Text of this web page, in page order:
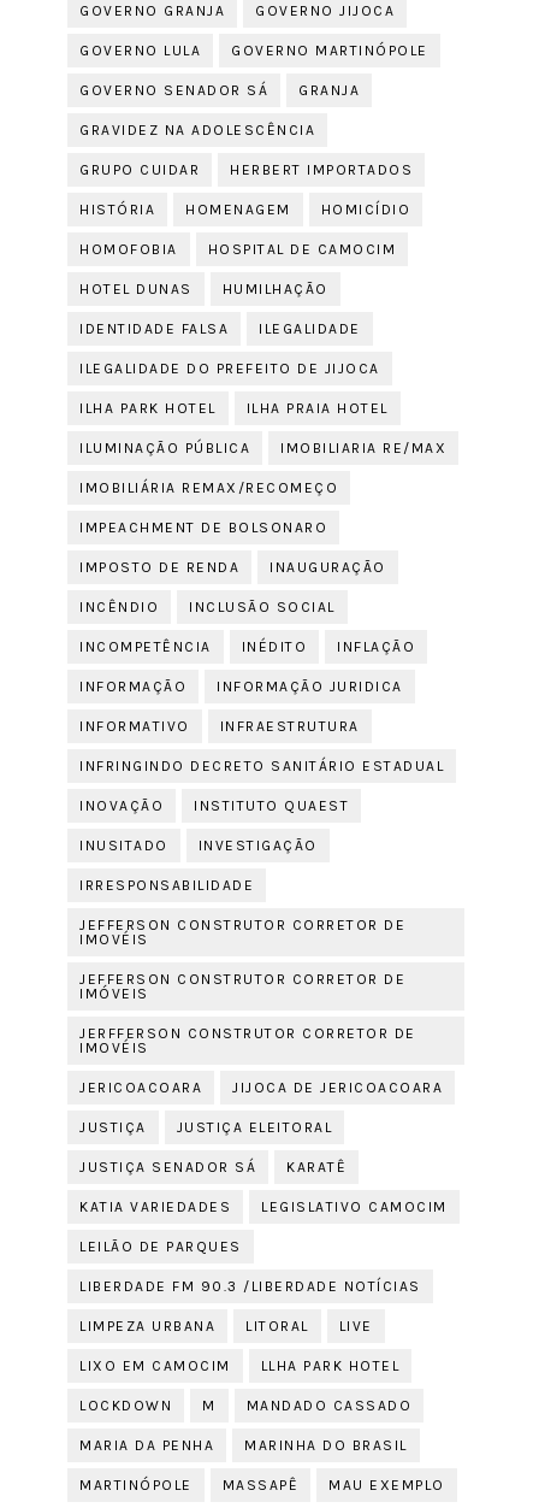
GOVERNO GRANJA GOVERNO JIJOCA
GOVERNO LULA GOVERNO MARTINÓPOLE
GOVERNO SENADOR SÁ GRANJA
GRAVIDEZ NA ADOLESCÊNCIA
GRUPO CUIDAR HERBERT IMPORTADOS
HISTÓRIA HOMENAGEM HOMICÍDIO
HOMOFOBIA HOSPITAL DE CAMOCIM
HOTEL DUNAS HUMILHAÇÃO
IDENTIDADE FALSA ILEGALIDADE
ILEGALIDADE DO PREFEITO DE JIJOCA
ILHA PARK HOTEL ILHA PRAIA HOTEL
ILUMINAÇÃO PÚBLICA IMOBILIARIA RE/MAX
IMOBILIÁRIA REMAX/RECOMEÇO
IMPEACHMENT DE BOLSONARO
IMPOSTO DE RENDA INAUGURAÇÃO
INCÊNDIO INCLUSÃO SOCIAL
INCOMPETÊNCIA INÉDITO INFLAÇÃO
INFORMAÇÃO INFORMAÇÃO JURIDICA
INFORMATIVO INFRAESTRUTURA
INFRINGINDO DECRETO SANITÁRIO ESTADUAL
INOVAÇÃO INSTITUTO QUAEST
INUSITADO INVESTIGAÇÃO
IRRESPONSABILIDADE
JEFFERSON CONSTRUTOR CORRETOR DE
IMOVÉIS
JEFFERSON CONSTRUTOR CORRETOR DE
IMÓVEIS
JERFFERSON CONSTRUTOR CORRETOR DE
IMOVÉIS
JERICOACOARA JIJOCA DE JERICOACOARA
JUSTIÇA JUSTIÇA ELEITORAL
JUSTIÇA SENADOR SÁ KARATÊ
KATIA VARIEDADES LEGISLATIVO CAMOCIM
LEILÃO DE PARQUES
LIBERDADE FM 90.3 /LIBERDADE NOTÍCIAS
LIMPEZA URBANA LITORAL LIVE
LIXO EM CAMOCIM LLHA PARK HOTEL
LOCKDOWN M MANDADO CASSADO
MARIA DA PENHA MARINHA DO BRASIL
MARTINÓPOLE MASSAPÊ MAU EXEMPLO